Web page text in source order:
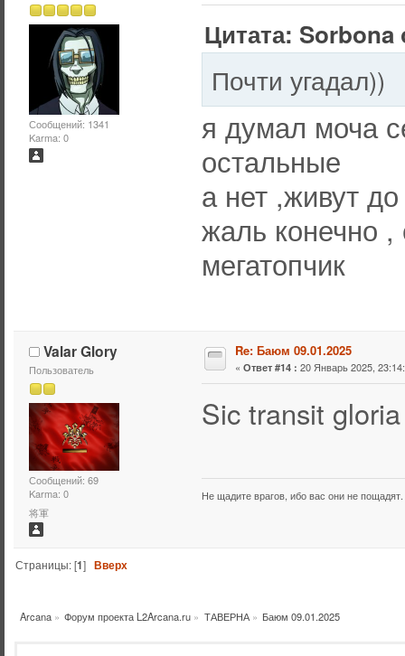
Сообщений: 1341
Karma: 0
Цитата: Sorbona
Почти угадал))
я думал моча
остальные
а нет ,живут
жаль конечно
мегатопчик
Valar Glory
Пользователь
Сообщений: 69
Karma: 0
将軍
Re: Баюм 09.01.2025
« Ответ #14 : 20 Январь 2025,
Sic transit
Не щадите врагов, ибо вас они не пощадят.
Страницы: [1]Вверх
Arcana» Форум проекта L2Arcana.ru » ТАВЕРНА» Баюм 09.01.2025